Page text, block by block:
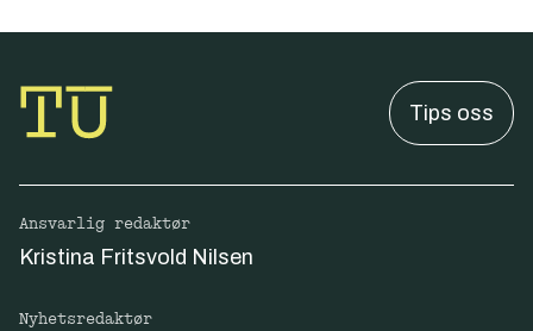
Tips oss
Ansvarlig redaktør
Kristina Fritsvold Nilsen
Nyhetsredaktør